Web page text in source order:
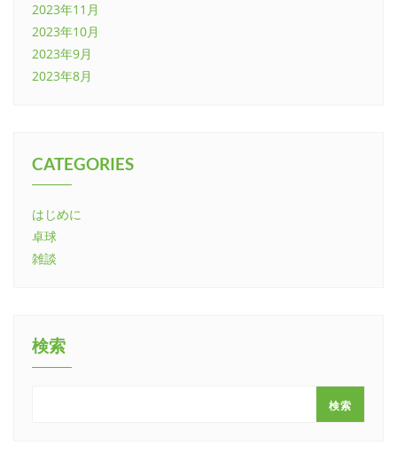
2023年11月
2023年10月
2023年9月
2023年8月
CATEGORIES
はじめに
卓球
雑談
検索
検索